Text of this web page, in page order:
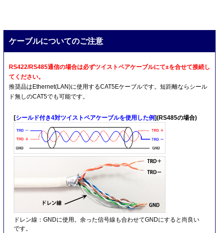
ケーブルについてのご注意
RS422/RS485通信の場合は必ずツイストペアケーブルにて±を合せて接続し
てください。
推奨品はEthernet(LAN)に使用するCAT5Eケーブルです。短距離ならシール
ド無しのCAT5でも可能です。
[シールド付き4対ツイストペアケーブルを使用した例](RS485の場合)
ドレン線：GNDに使用。余った信号線も合わせてGNDにすると尚良い
です。